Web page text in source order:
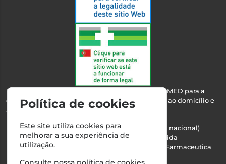
Esta farmácia encontra-se autorizada pelo INFARMED para a
dispensa de medicamentos e produtos de saúde ao domicílio e
através da internet.
Nº Infarmed: 21 798 7100 (chamada para rede fixa nacional)
Direção Técnica:Maria Teresa Almeida
NIPC:510103669 | Teresa Almeida - Sociedade Farmaceutica
Política de cookies
Este site utiliza cookies para
melhorar a sua experiência de
utilização.